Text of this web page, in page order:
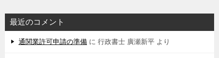
最近のコメント
通関業許可申請の準備 に 行政書士 廣瀬新平 より